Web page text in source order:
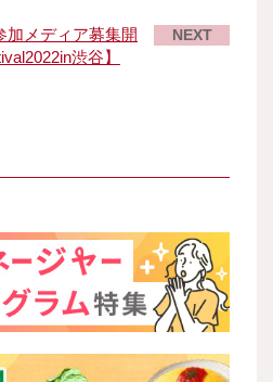
メディア募集開
渋谷】
NEXT